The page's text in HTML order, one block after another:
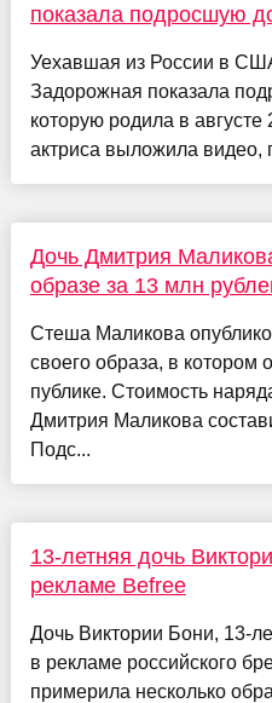
показала подросшую
Уехавшая из России в
Задорожная показала
которую родила в
актриса выложила видео,
Дочь Дмитрия
образе за 13 млн
Стеша Маликова
своего образа, в котором
публике. Стоимость
Дмитрия Маликова
Подс...
13-летняя дочь
рекламе Befree
Дочь Виктории Бони, 13-
в рекламе российского
примерила несколько